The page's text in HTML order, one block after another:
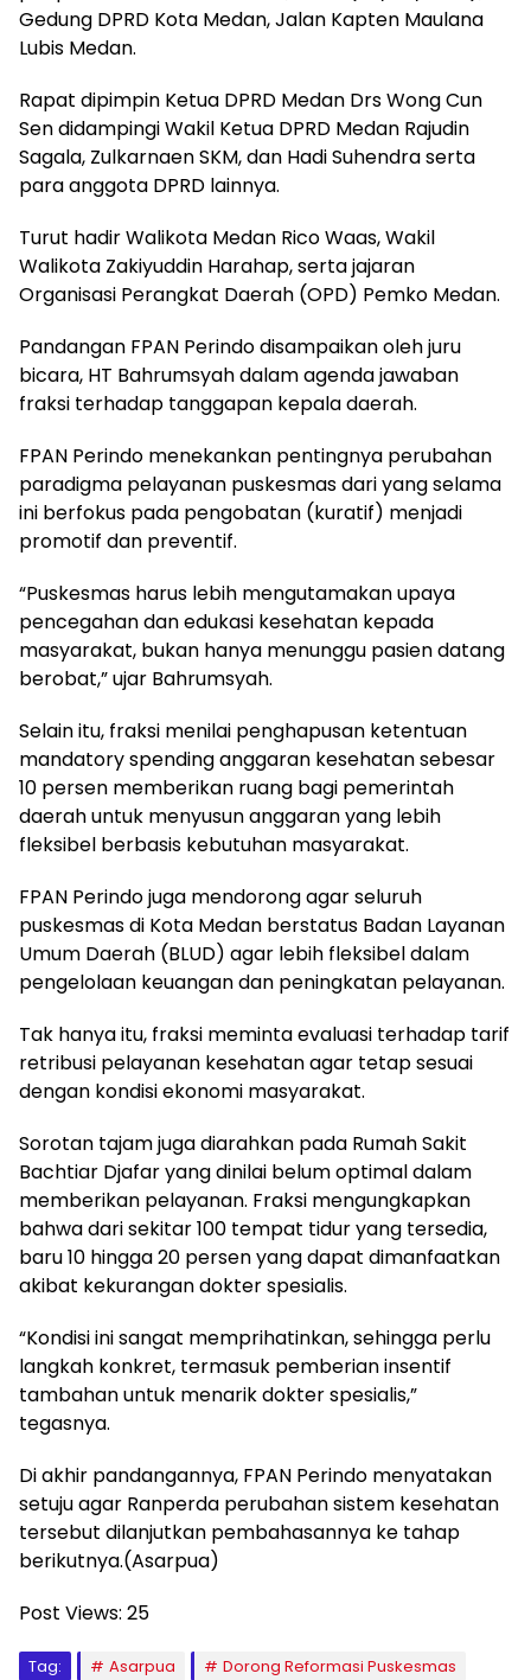
Gedung DPRD Kota Medan, Jalan Kapten Maulana
Lubis Medan.
Rapat dipimpin Ketua DPRD Medan Drs Wong Cun
Sen didampingi Wakil Ketua DPRD Medan Rajudin
Sagala, Zulkarnaen SKM, dan Hadi Suhendra serta
para anggota DPRD lainnya.
Turut hadir Walikota Medan Rico Waas, Wakil
Walikota Zakiyuddin Harahap, serta jajaran
Organisasi Perangkat Daerah (OPD) Pemko Medan.
Pandangan FPAN Perindo disampaikan oleh juru
bicara, HT Bahrumsyah dalam agenda jawaban
fraksi terhadap tanggapan kepala daerah.
FPAN Perindo menekankan pentingnya perubahan
paradigma pelayanan puskesmas dari yang selama
ini berfokus pada pengobatan (kuratif) menjadi
promotif dan preventif.
“Puskesmas harus lebih mengutamakan upaya
pencegahan dan edukasi kesehatan kepada
masyarakat, bukan hanya menunggu pasien datang
berobat,” ujar Bahrumsyah.
Selain itu, fraksi menilai penghapusan ketentuan
mandatory spending anggaran kesehatan sebesar
10 persen memberikan ruang bagi pemerintah
daerah untuk menyusun anggaran yang lebih
fleksibel berbasis kebutuhan masyarakat.
FPAN Perindo juga mendorong agar seluruh
puskesmas di Kota Medan berstatus Badan Layanan
Umum Daerah (BLUD) agar lebih fleksibel dalam
pengelolaan keuangan dan peningkatan pelayanan.
Tak hanya itu, fraksi meminta evaluasi terhadap tarif
retribusi pelayanan kesehatan agar tetap sesuai
dengan kondisi ekonomi masyarakat.
Sorotan tajam juga diarahkan pada Rumah Sakit
Bachtiar Djafar yang dinilai belum optimal dalam
memberikan pelayanan. Fraksi mengungkapkan
bahwa dari sekitar 100 tempat tidur yang tersedia,
baru 10 hingga 20 persen yang dapat dimanfaatkan
akibat kekurangan dokter spesialis.
“Kondisi ini sangat memprihatinkan, sehingga perlu
langkah konkret, termasuk pemberian insentif
tambahan untuk menarik dokter spesialis,”
tegasnya.
Di akhir pandangannya, FPAN Perindo menyatakan
setuju agar Ranperda perubahan sistem kesehatan
tersebut dilanjutkan pembahasannya ke tahap
berikutnya.(Asarpua)
Post Views: 25
Tag: Asarpua Dorong Reformasi Puskesmas